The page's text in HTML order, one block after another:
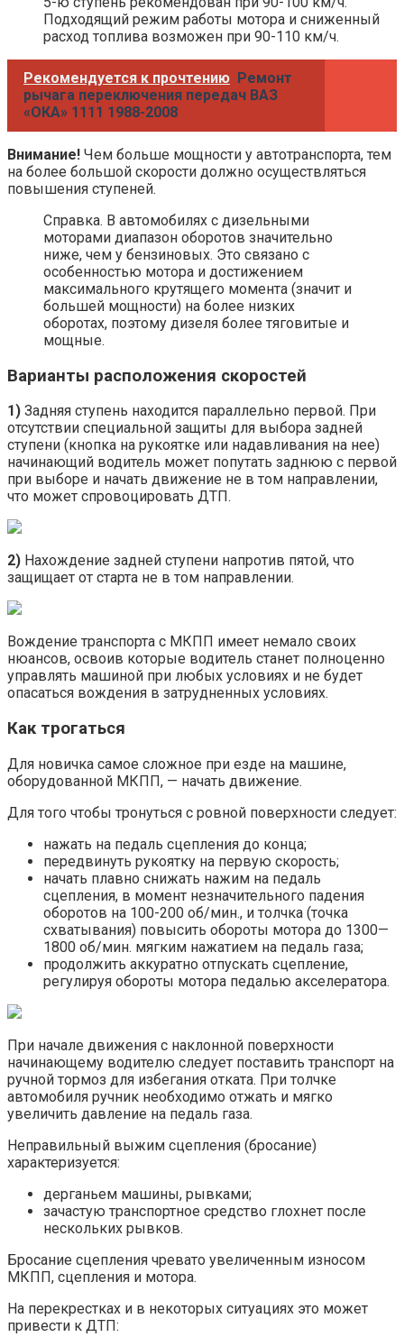
Подходящий режим работы мотора и сниженный
расход топлива возможен при 90-110 км/ч.
Рекомендуется к прочтению Ремонт
рычага переключения передач ВАЗ
«ОКА» 1111 1988-2008
Внимание! Чем больше мощности у автотранспорта, тем
на более большой скорости должно осуществляться
повышения ступеней.
Справка. В автомобилях с дизельными
моторами диапазон оборотов значительно
ниже, чем у бензиновых. Это связано с
особенностью мотора и достижением
максимального крутящего момента (значит и
большей мощности) на более низких
оборотах, поэтому дизеля более тяговитые и
мощные.
Варианты расположения скоростей
1) Задняя ступень находится параллельно первой. При
отсутствии специальной защиты для выбора задней
ступени (кнопка на рукоятке или надавливания на нее)
начинающий водитель может попутать заднюю с первой
при выборе и начать движение не в том направлении,
что может спровоцировать ДТП.
2) Нахождение задней ступени напротив пятой, что
защищает от старта не в том направлении.
Вождение транспорта с МКПП имеет немало своих
нюансов, освоив которые водитель станет полноценно
управлять машиной при любых условиях и не будет
опасаться вождения в затрудненных условиях.
Как трогаться
Для новичка самое сложное при езде на машине,
оборудованной МКПП, — начать движение.
Для того чтобы тронуться с ровной поверхности следует:
нажать на педаль сцепления до конца;
передвинуть рукоятку на первую скорость;
начать плавно снижать нажим на педаль
сцепления, в момент незначительного падения
оборотов на 100-200 об/мин., и толчка (точка
схватывания) повысить обороты мотора до 1300—
1800 об/мин. мягким нажатием на педаль газа;
продолжить аккуратно отпускать сцепление,
регулируя обороты мотора педалью акселератора.
При начале движения с наклонной поверхности
начинающему водителю следует поставить транспорт на
ручной тормоз для избегания отката. При толчке
автомобиля ручник необходимо отжать и мягко
увеличить давление на педаль газа.
Неправильный выжим сцепления (бросание)
характеризуется:
дерганьем машины, рывками;
зачастую транспортное средство глохнет после
нескольких рывков.
Бросание сцепления чревато увеличенным износом
МКПП, сцепления и мотора.
На перекрестках и в некоторых ситуациях это может
привести к ДТП: